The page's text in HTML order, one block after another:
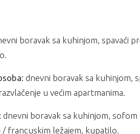
boravak sa kuhinjom, spavaći
dnevni boravak sa kuhinjom,
u većim apartmanima.
dnevni boravak sa kuhinjom,
/ francuskim ležajem, kupatilo.